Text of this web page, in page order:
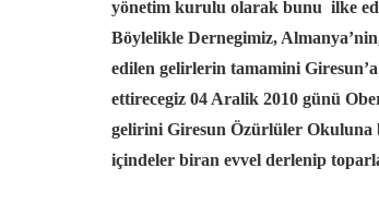
yönetim kurulu olarak bunu ilke
Böylelikle Dernegimiz,
edilen gelirlerin tamamini
ettirecegiz 04 Aralik 2010 günü
gelirini Giresun Özürlüler Okuluna
içindeler biran evvel derlenip